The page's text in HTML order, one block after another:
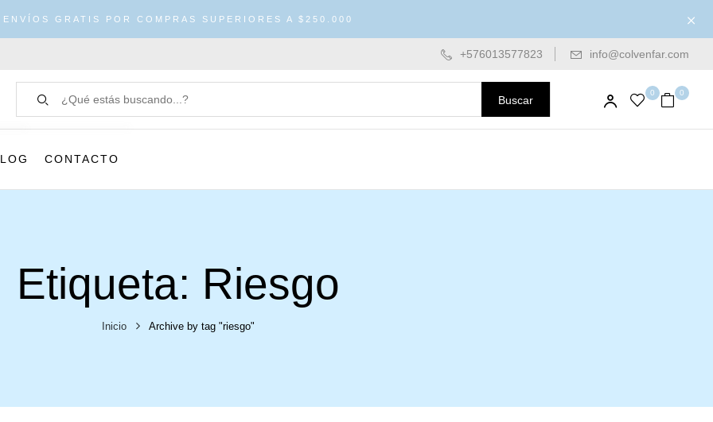
ENVÍOS GRATIS POR COMPRAS SUPERIORES A $250.000
+576013577823 info@colvenfar.com
Buscar
0 0
CONTACTO
Etiqueta: Riesgo
Inicio Archive by tag "riesgo"